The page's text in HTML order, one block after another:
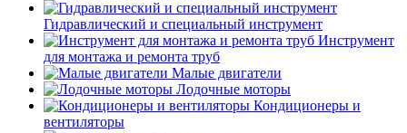
Гидравлический и специальный инструмент
Инструмент
для монтажа и ремонта труб
Малые двигатели
Лодочные моторы
Кондиционеры и
вентиляторы